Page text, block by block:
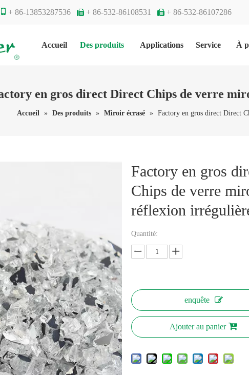
 + 86-13853287536  + 86-532-86108531  + 86-532-86107286
Accueil Des produits Applications Service À
en gros direct Direct Chips de verre
Accueil » Des produits » Miroir écrasé » Factory en gros direct Direct
Factory en gros
Chips de verre
réflexion
Quantité:
enquête
Ajouter au panier